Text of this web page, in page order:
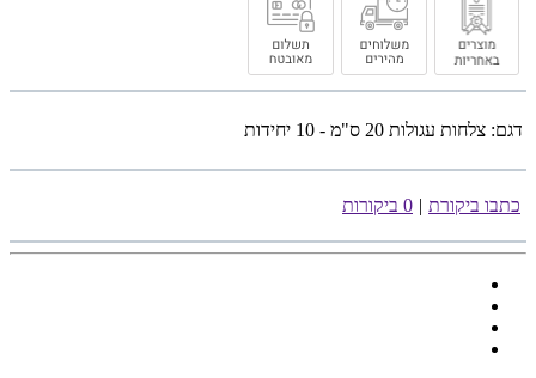
דגם: צלחות עגולות 20 ס"מ - 10 יחידות
כתבו ביקורת | 0 ביקורות